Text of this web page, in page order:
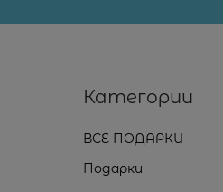
Категории
ВСЕ ПОДАРКИ
Подарки